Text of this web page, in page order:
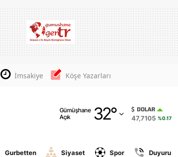
İmsakiye Köşe Yazarları
Gümüşhane
Açık
32°
Adana
Adıyaman
Amasya
Antalya
DOLAR
47,7105 %0.17
Gurbetten Siyaset Spor Duyuru